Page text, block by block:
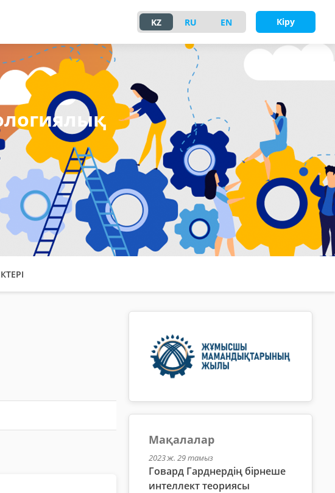
KZ RU EN Кіру
Мақалалар
2023 ж. 29 тамыз
Говард Гарднердің бірнеше
интеллект теориясы